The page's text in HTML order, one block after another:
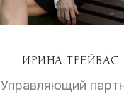
ИРИНА ТРЕЙВАС
Управляющий